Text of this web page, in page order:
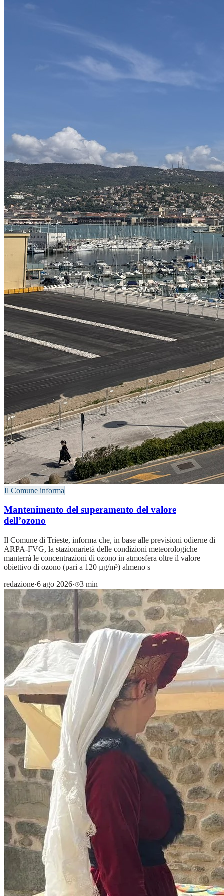
Il Comune informa
Mantenimento del superamento del valore
dell’ozono
Il Comune di Trieste, informa che, in base alle previsioni odierne di
ARPA-FVG, la stazionarietà delle condizioni meteorologiche
manterrà le concentrazioni di ozono in atmosfera oltre il valore
obiettivo di ozono (pari a 120 µg/m³) almeno s
redazione·6 ago 2026· 3 min